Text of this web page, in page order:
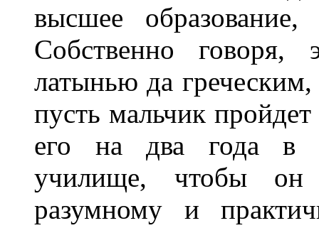
высшее
Собственно
латынью да
пусть мальчик
его на два года в
училище, чтобы он
разумному и